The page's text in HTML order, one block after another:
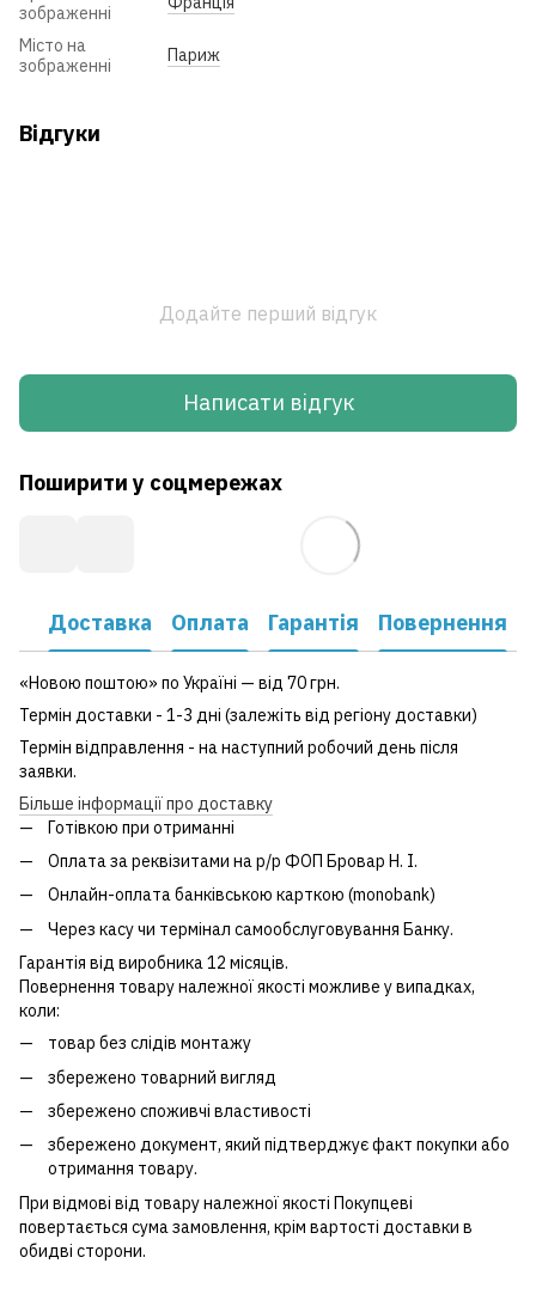
зображенні
Місто на
зображенні
Париж
Відгуки
Додайте перший відгук
Написати відгук
Поширити у соцмережах
Доставка Оплата Гарантія Повернення
«Новою поштою» по Україні — від 70 грн.
Термін доставки - 1-3 дні (залежіть від регіону доставки)
Термін відправлення - на наступний робочий день після
заявки.
Більше інформації про доставку
Готівкою при отриманні
Оплата за реквізитами на р/р ФОП Бровар Н. І.
Онлайн-оплата банківською карткою (monobank)
Через касу чи термінал самообслуговування Банку.
Гарантія від виробника 12 місяців.
Повернення товару належної якості можливе у випадках,
коли:
товар без слідів монтажу
збережено товарний вигляд
збережено споживчі властивості
збережено документ, який підтверджує факт покупки або
отримання товару.
При відмові від товару належної якості Покупцеві
повертається сума замовлення, крім вартості доставки в
обидві сторони.